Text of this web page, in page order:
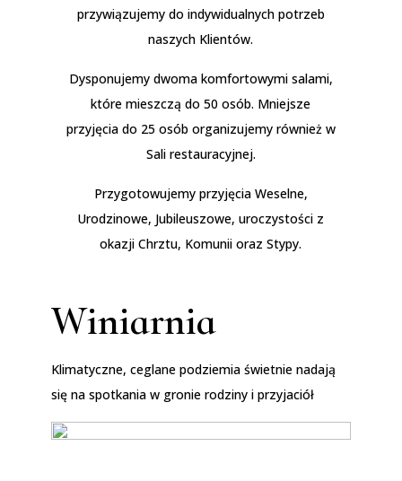
przywiązujemy do indywidualnych potrzeb
naszych Klientów.
Dysponujemy dwoma komfortowymi salami,
które mieszczą do 50 osób. Mniejsze
przyjęcia do 25 osób organizujemy również w
Sali restauracyjnej.
Przygotowujemy przyjęcia Weselne,
Urodzinowe, Jubileuszowe, uroczystości z
okazji Chrztu, Komunii oraz Stypy.
Winiarnia
Klimatyczne, ceglane podziemia świetnie nadają
się na spotkania w gronie rodziny i przyjaciół